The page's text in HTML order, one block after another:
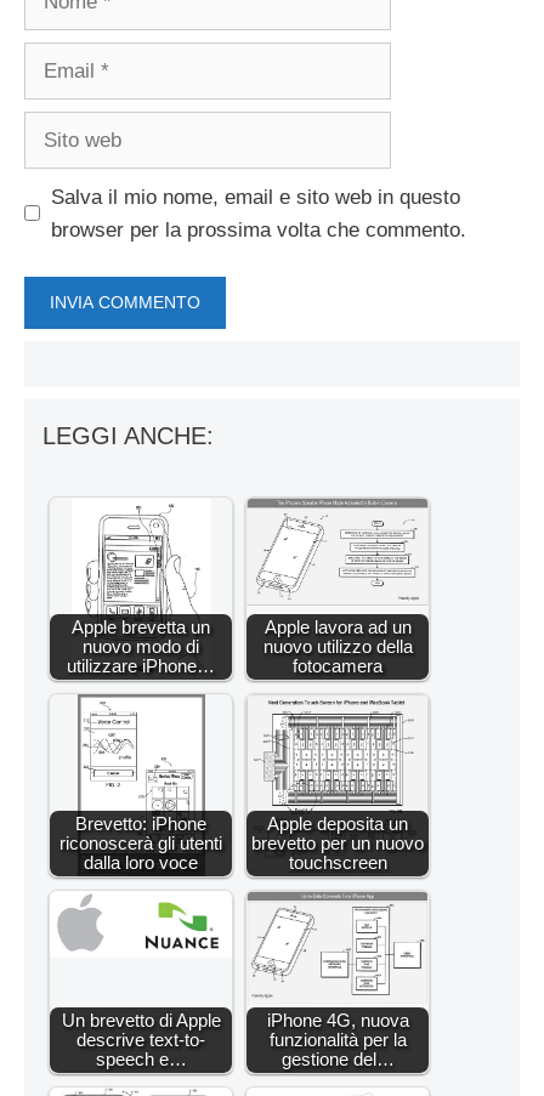
Salva il mio nome, email e sito web in questo
browser per la prossima volta che commento.
LEGGI ANCHE:
Apple brevetta un
nuovo modo di
utilizzare iPhone…
Apple lavora ad un
nuovo utilizzo della
fotocamera
Brevetto: iPhone
riconoscerà gli utenti
dalla loro voce
Apple deposita un
brevetto per un nuovo
touchscreen
Un brevetto di Apple
descrive text-to-
speech e…
iPhone 4G, nuova
funzionalità per la
gestione del…